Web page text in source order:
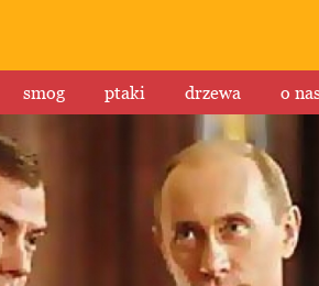
smog ptaki drzewa o